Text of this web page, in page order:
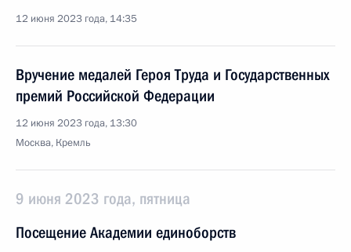
12 июня 2023 года, 14:35
Вручение медалей Героя Труда и Государственных
премий Российской Федерации
12 июня 2023 года, 13:30
Москва, Кремль
9 июня 2023 года, пятница
Посещение Академии единоборств